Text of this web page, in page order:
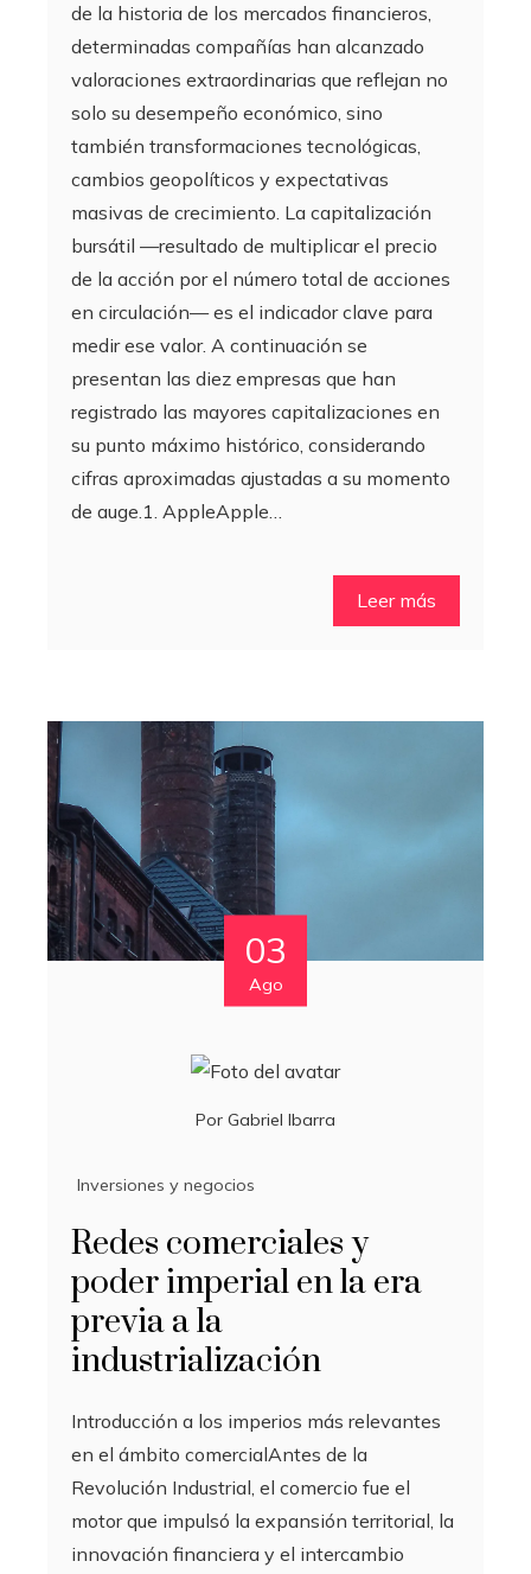
de la historia de los mercados financieros,
determinadas compañías han alcanzado
valoraciones extraordinarias que reflejan no
solo su desempeño económico, sino
también transformaciones tecnológicas,
cambios geopolíticos y expectativas
masivas de crecimiento. La capitalización
bursátil —resultado de multiplicar el precio
de la acción por el número total de acciones
en circulación— es el indicador clave para
medir ese valor. A continuación se
presentan las diez empresas que han
registrado las mayores capitalizaciones en
su punto máximo histórico, considerando
cifras aproximadas ajustadas a su momento
de auge.1. AppleApple…
Leer más
03
Ago
Por Gabriel Ibarra
Inversiones y negocios
Redes comerciales y
poder imperial en la era
previa a la
industrialización
Introducción a los imperios más relevantes
en el ámbito comercialAntes de la
Revolución Industrial, el comercio fue el
motor que impulsó la expansión territorial, la
innovación financiera y el intercambio